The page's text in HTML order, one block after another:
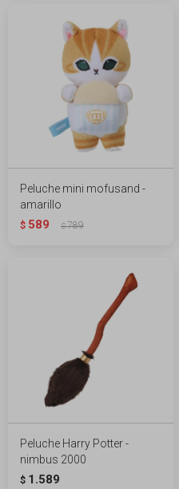
Peluche mini mofusand -
amarillo
$ 589 $789
Peluche Harry Potter -
nimbus 2000
$ 1.589